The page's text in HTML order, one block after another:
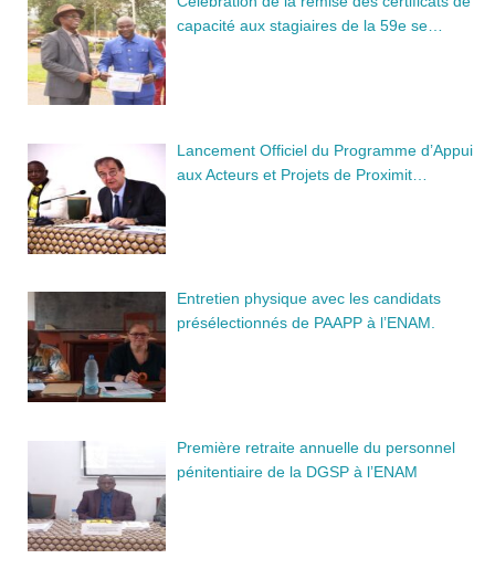
capacité aux stagiaires de la 59e se…
Lancement Officiel du Programme d’Appui
aux Acteurs et Projets de Proximit…
Entretien physique avec les candidats
présélectionnés de PAAPP à l’ENAM.
Première retraite annuelle du personnel
pénitentiaire de la DGSP à l’ENAM